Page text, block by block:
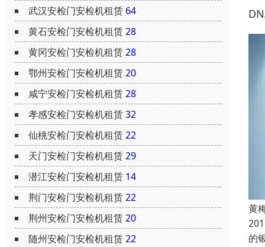
武汉安检门安检机租赁 64
黄石安检门安检机租赁28
黄冈安检门安检机租赁28
鄂州安检门安检机租赁20
咸宁安检门安检机租赁28
孝感安检门安检机租赁32
仙桃安检门安检机租赁22
天门安检门安检机租赁29
潜江安检门安检机租赁 14
荆门安检门安检机租赁22
荆州安检门安检机租赁20
随州安检门安检机租赁22
黄
的